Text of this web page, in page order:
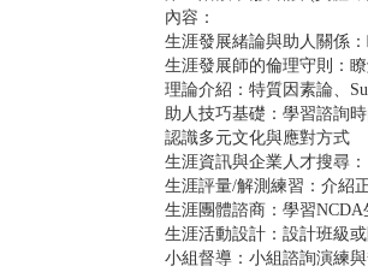
內容：
生涯發展緒論與助人關係
生涯發展師的倫理守則：
理論介紹：特質因素論、
助人技巧基礎：學習諮詢
認識多元文化與應對方式
生涯資訊與企業人才搜尋
生涯評量/解測練習：介紹
生涯團體諮商：學習
生涯活動設計：設計班級
小組督導：小組諮詢演練